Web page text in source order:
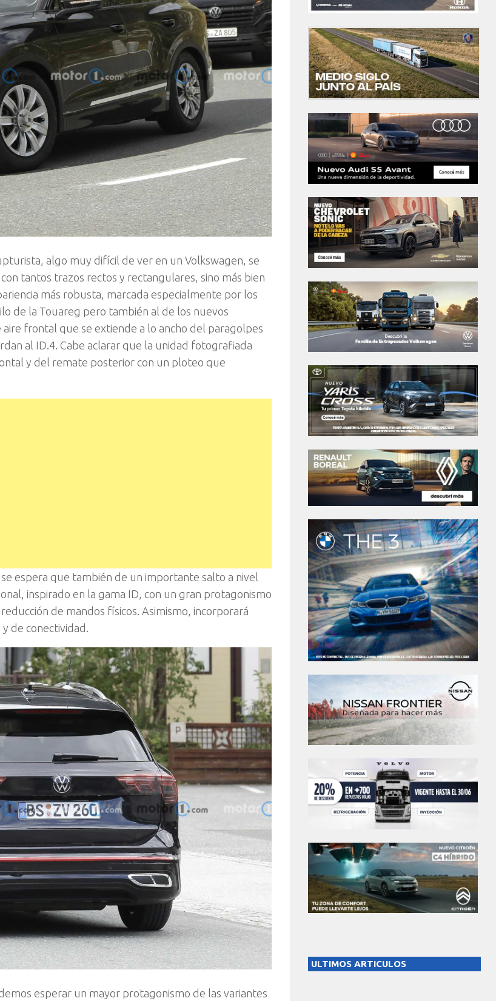
algo muy difícil de ver en un Volkswagen, se
tantos trazos rectos y rectangulares, sino más bien
más robusta, marcada especialmente por los
de la Touareg pero también al de los nuevos
frontal que se extiende a lo ancho del paragolpes
al ID.4. Cabe aclarar que la unidad fotografiada
y del remate posterior con un ploteo que
espera que también de un importante salto a nivel
inspirado en la gama ID, con un gran protagonismo
de mandos físicos. Asimismo, incorporará
y de conectividad.
esperar un mayor protagonismo de las variantes
ULTIMOS ARTICULOS